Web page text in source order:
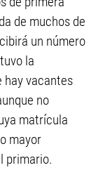
de muchos de
un número
la
hay vacantes
no
matrícula
mayor
primario.